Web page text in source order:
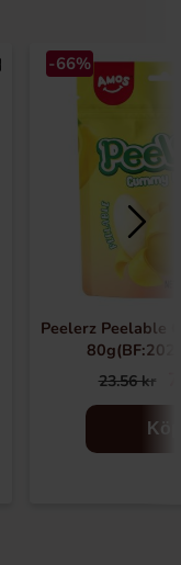
-66%
Peelerz Peelable
23.56 kr
Köp